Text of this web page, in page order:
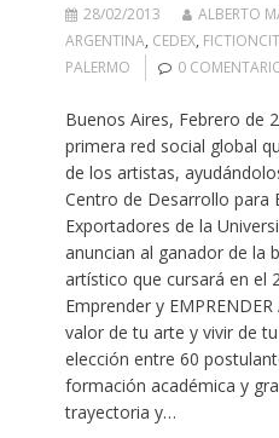
28/02/2013
ALBERTO
ARGENTINA, CEDEX,
PALERMO
0
Buenos Aires, Febrero de
primera red social global
de los artistas,
Centro de Desarrollo para
Exportadores de la
anuncian al ganador de la
artístico que cursará en el
Emprender y
valor de tu arte y vivir de
elección entre 60
formación académica y
trayectoria y…